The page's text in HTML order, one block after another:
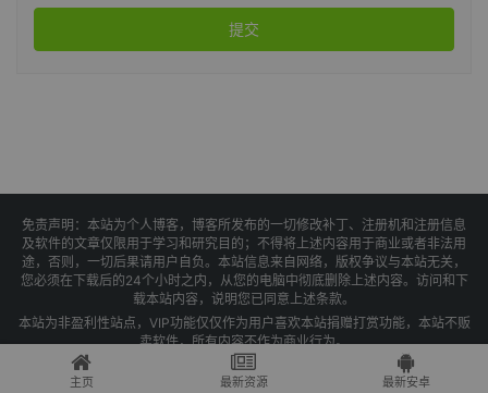
提交
免责声明：本站为个人博客，博客所发布的一切修改补丁、注册机和注册信息
及软件的文章仅限用于学习和研究目的；不得将上述内容用于商业或者非法用
途，否则，一切后果请用户自负。本站信息来自网络，版权争议与本站无关，
您必须在下载后的24个小时之内，从您的电脑中彻底删除上述内容。访问和下
载本站内容，说明您已同意上述条款。
本站为非盈利性站点，VIP功能仅仅作为用户喜欢本站捐赠打赏功能，本站不贩
卖软件，所有内容不作为商业行为。
Copyright © 2025 果核剥壳 - 琼ICP备2021004479号-1
主页 最新资源 最新安卓